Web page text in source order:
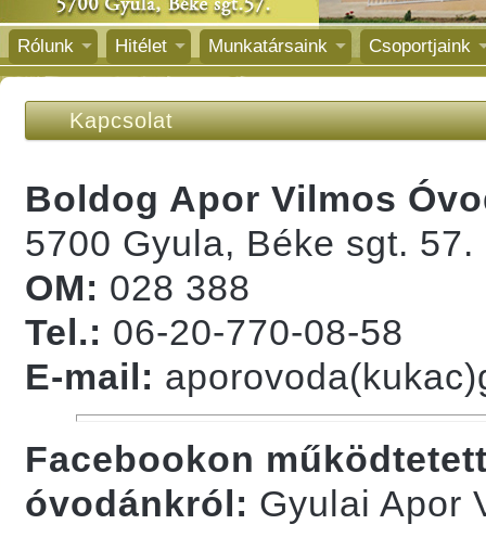
Rólunk Hitélet Munkatársaink Csoportjaink
Kapcsolat
Boldog Apor Vilmos
5700 Gyula, Béke sgt. 57.
OM: 028 388
Tel.: 06-20-770-08-58
E-mail:
Facebookon
óvodánkról: Gyulai Apor